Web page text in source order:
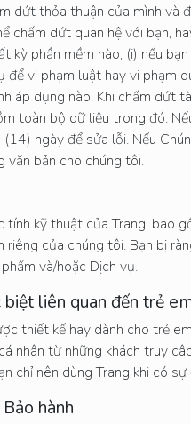
dứt thỏa thuận của mình và
chấm dứt quan hệ với bạn,
kỳ phần mềm nào, (i) nếu
để vi phạm luật hay vi phạm
áp dụng nào. Khi chấm dứt
toàn bộ dữ liệu trong đó.
ngày để sửa lỗi. Nếu
văn bản cho chúng tôi.
tính kỹ thuật của Trang, bao
riêng của chúng tôi. Bạn bị
và/hoặc Dịch vụ.
biệt liên quan đến trẻ
thiết kế hay dành cho trẻ
nhân từ những khách truy
chỉ nên dùng Trang khi có
hành